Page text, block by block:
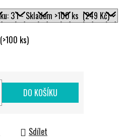
(>100 ks)
DO KOŠÍKU
Sdílet